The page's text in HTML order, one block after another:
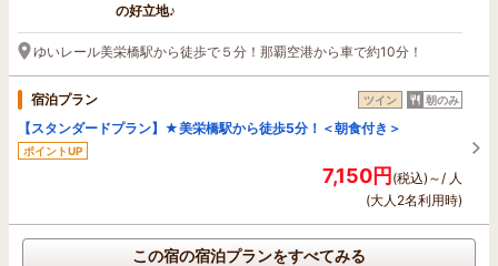
の好立地♪
ゆいレール美栄橋駅から徒歩で５分！那覇空港から車で約10分！
宿泊プラン ツイン 朝のみ
【スタンダードプラン】★美栄橋駅から徒歩5分！＜朝食付き＞
ポイントUP
7,150円(税込)～/ 人
(大人2名利用時)
この宿の宿泊プランをすべてみる